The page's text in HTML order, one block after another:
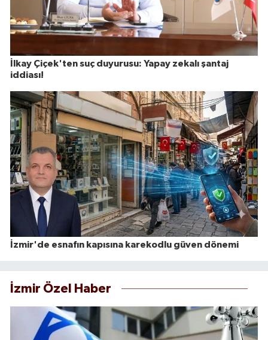
İlkay Çiçek'ten suç duyurusu: Yapay zekalı şantaj
iddiası!
İzmir'de esnafın kapısına karekodlu güven dönemi
İzmir Özel Haber